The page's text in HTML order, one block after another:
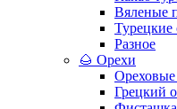
Вяленые
Турецкие
Разное
🌰 Орехи
Ореховые
Грецкий